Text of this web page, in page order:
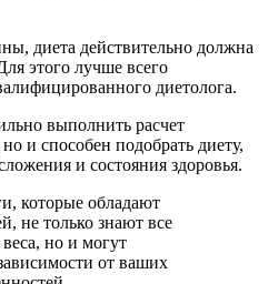
диета действительно должна
этого лучше всего
диетолога.
выполнить расчет
и способен подобрать диету,
и состояния здоровья.
которые обладают
не только знают все
но и могут
от ваших